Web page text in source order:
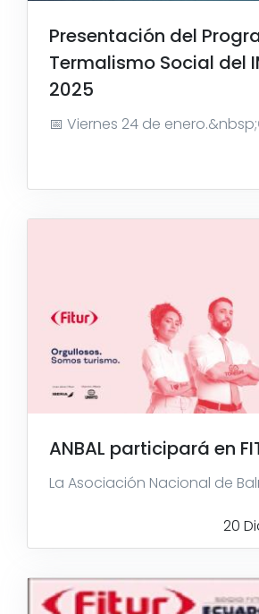
Presentación del
Termalismo Social del
2025
📅 Viernes 24 de
ANBAL participará en
La Asociación Nacional de
20